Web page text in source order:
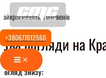
Перейти
до
вмісту
+380677012560
Main
Menu
найкрасивіший з мінівенів
Два погляди на
Погляд знизу: